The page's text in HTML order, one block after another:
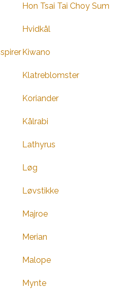
Hon Tsai Tai Choy Sum
Hvidkål
Kiwano
Klatreblomster
Koriander
Kålrabi
Lathyrus
Løg
Løvstikke
Majroe
Merian
Malope
Mynte